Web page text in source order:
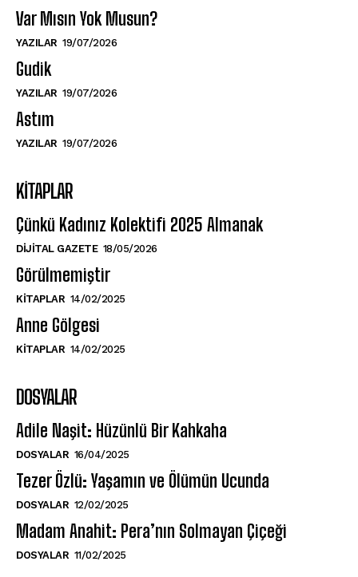
Var Mısın Yok Musun?
YAZILAR 19/07/2026
Gudik
YAZILAR 19/07/2026
Astım
YAZILAR 19/07/2026
KITAPLAR
Çünkü Kadınız Kolektifi 2025 Almanak
DIJITAL GAZETE 18/05/2026
Görülmemiştir
KITAPLAR 14/02/2025
Anne Gölgesi
KITAPLAR 14/02/2025
DOSYALAR
Adile Naşit: Hüzünlü Bir Kahkaha
DOSYALAR 16/04/2025
Tezer Özlü: Yaşamın ve Ölümün Ucunda
DOSYALAR 12/02/2025
Madam Anahit: Pera’nın Solmayan Çiçeği
DOSYALAR 11/02/2025